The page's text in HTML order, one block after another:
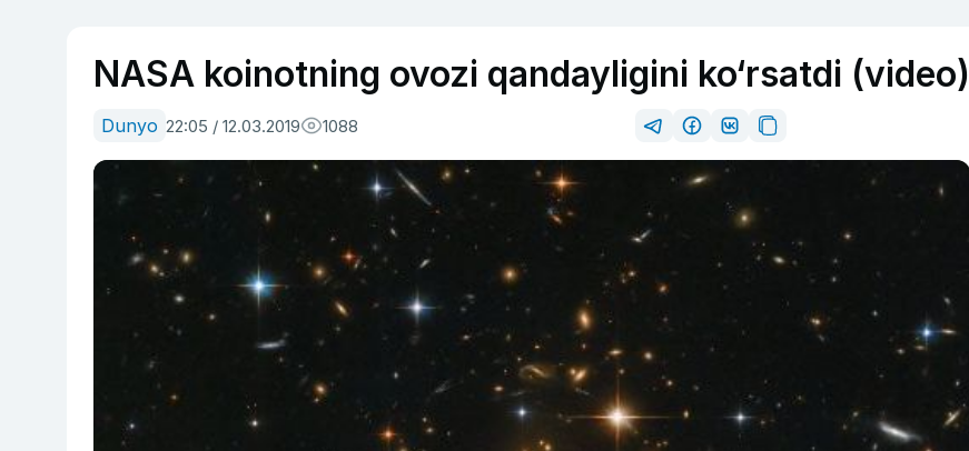
NASA koinotning ovozi qandayligini ko‘rsatdi (video)
Dunyo 22:05 / 12.03.2019 1088